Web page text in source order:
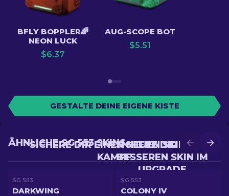
BFLY BOPPLER🌈
NEON LUCK
$6.37
AUG-SCOPE BOT
$5.51
GESTALTE DEINE EIGENE KISTE
SICHERE DIR EINEN
BESSEREN SKIN IM
UPGRADE
SICHERE DIR EINEN NEUEN SKIN IM
KAMPF
ÄHNLICHE SG 553 SKINS
SG 553
DARKWING
SG 553
COLONY IV